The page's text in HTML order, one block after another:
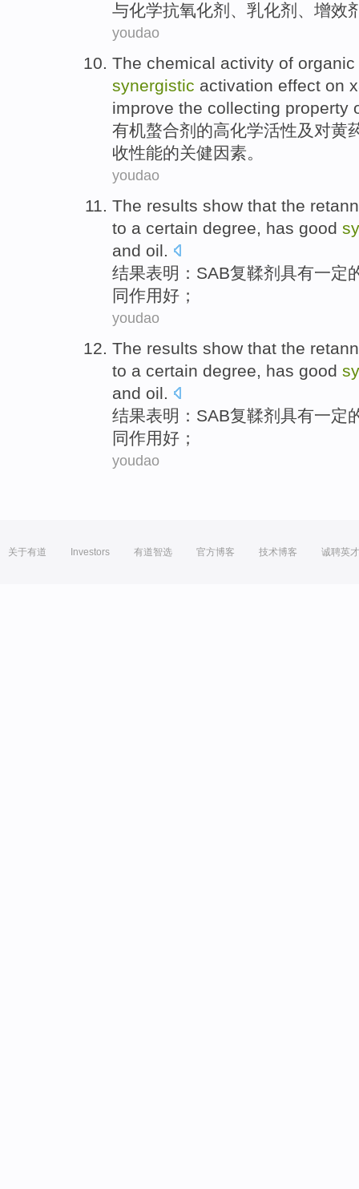
与化学抗氧化剂、 乳化剂 、 增效
youdao
The chemical activity of organic
synergistic activation effect on
improve the collecting property
有机螯合剂 的高化学活性及 对黄
收性能的关健因素。
youdao
The results show that the
to a certain degree, has good
and oil.
结果表明 ： SAB复鞣剂 具有一定
同作用好 ；
youdao
The results show that the
to a certain degree, has good
and oil.
结果表明 ： SAB复鞣剂 具有一定
同作用好 ；
youdao
关于有道 Investors 有道智选 官方博客 技术博客 诚聘英才